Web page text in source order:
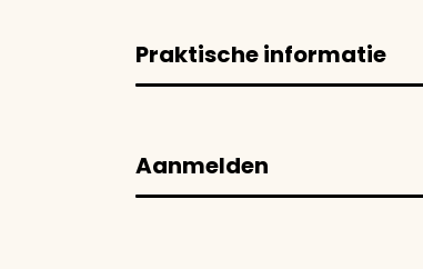
Praktische informatie
Aanmelden